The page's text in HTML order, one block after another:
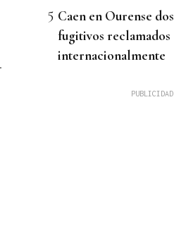
Caen en Ourense dos
fugitivos reclamados
internacionalmente